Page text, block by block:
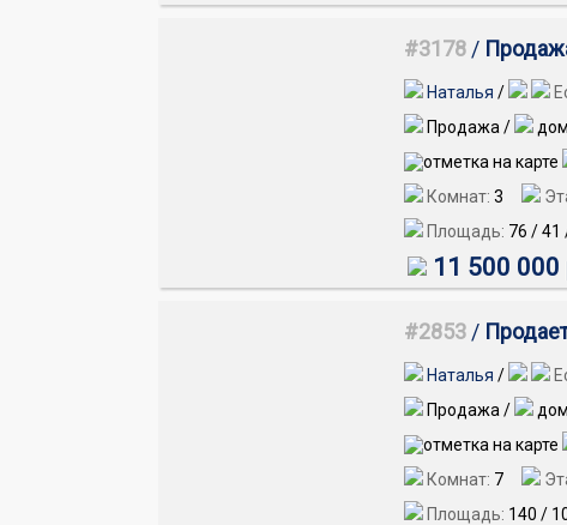
#3178 /
Наталья /
Продажа /
дом
Комнат: 3
Площадь: 76 /41
11 500 000
#2853 /
Наталья /
Продажа /
дом
Комнат: 7
Площадь: 140 /